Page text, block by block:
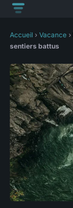
Accueil › Vacance ›
sentiers battus